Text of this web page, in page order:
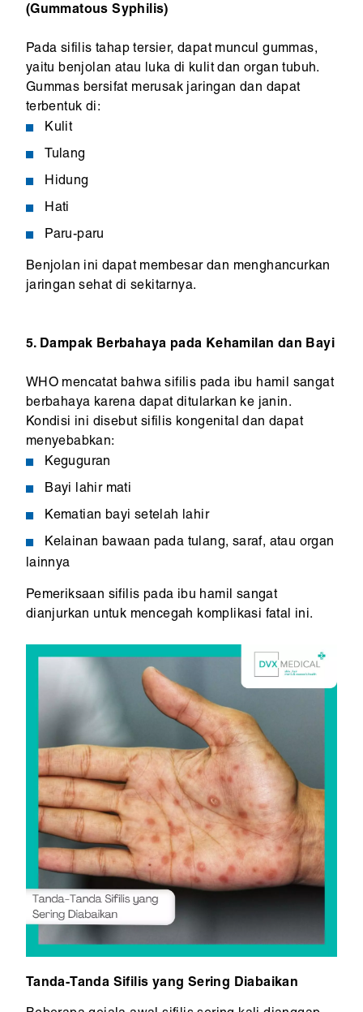
(Gummatous Syphilis)
Pada sifilis tahap tersier, dapat muncul gummas,
yaitu benjolan atau luka di kulit dan organ tubuh.
Gummas bersifat merusak jaringan dan dapat
terbentuk di:
Kulit
Tulang
Hidung
Hati
Paru-paru
Benjolan ini dapat membesar dan menghancurkan
jaringan sehat di sekitarnya.
5. Dampak Berbahaya pada Kehamilan dan Bayi
WHO mencatat bahwa sifilis pada ibu hamil sangat
berbahaya karena dapat ditularkan ke janin.
Kondisi ini disebut sifilis kongenital dan dapat
menyebabkan:
Keguguran
Bayi lahir mati
Kematian bayi setelah lahir
Kelainan bawaan pada tulang, saraf, atau organ
lainnya
Pemeriksaan sifilis pada ibu hamil sangat
dianjurkan untuk mencegah komplikasi fatal ini.
Tanda-Tanda Sifilis yang Sering Diabaikan